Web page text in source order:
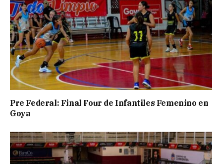
Pre Federal: Final Four de Infantiles Femenino en
Goya